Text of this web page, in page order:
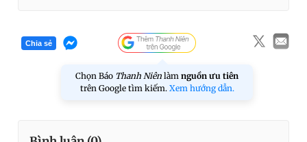
Chia sẻ
Chọn Báo Thanh Niên làm nguồn ưu tiên
trên Google tìm kiếm. Xem hướng dẫn.